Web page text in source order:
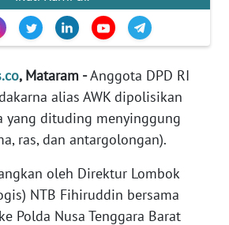
, Mataram -Anggota DPD RI
alias AWK dipolisikan
yang dituding menyinggung
ras, dan antargolongan).
oleh Direktur Lombok
NTB Fihiruddin bersama
Polda Nusa Tenggara Barat